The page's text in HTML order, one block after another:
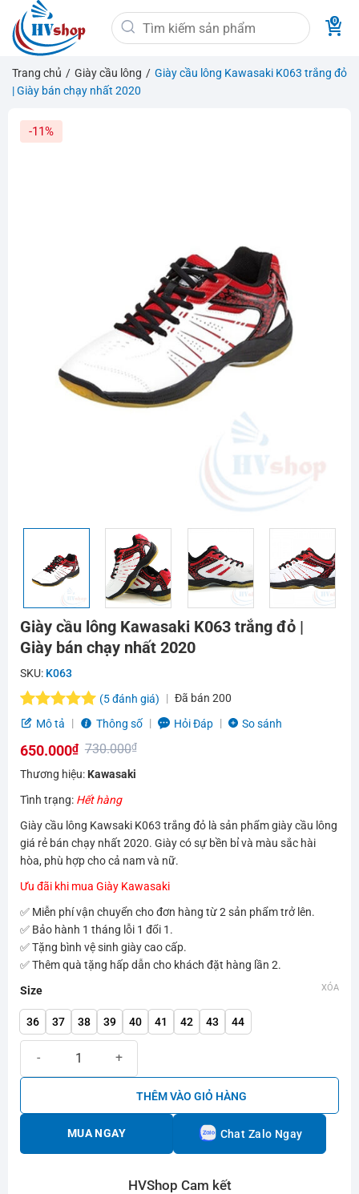
qua
nội
dung
Tìm
kiếm:
Trang chủ / Giày cầu lông / Giày cầu lông Kawasaki K063 trắng đỏ
| Giày bán chạy nhất 2020
-11%
Giày cầu lông Kawasaki K063 trắng đỏ |
Giày bán chạy nhất 2020
SKU: K063
5.0trên 5
5
đánh giá
(5đánh giá) Đã bán 200
Mô tả
Thông số Hỏi Đáp So sánh
730.000₫
Giá
730.000₫.
650.000₫
Giá
là:
650.000₫.
Thương hiệu: Kawasaki
Tình trạng: Hết hàng
Giày cầu lông Kawsaki K063 trắng đỏ là sản phẩm giày cầu lông
giá rẻ bán chạy nhất 2020. Giày có sự bền bỉ và màu sắc hài
hòa, phù hợp cho cả nam và nữ.
Ưu đãi khi mua Giày Kawasaki
✅ Miễn phí vận chuyển cho đơn hàng từ 2 sản phẩm trở lên.
✅ Bảo hành 1 tháng lỗi 1 đổi 1.
✅ Tặng bình vệ sinh giày cao cấp.
✅ Thêm quà tặng hấp dẫn cho khách đặt hàng lần 2.
Size
36 37 38 39 40 41 42 43 44
XÓA
THÊM VÀO GIỎ HÀNG
MUA NGAY Chat Zalo Ngay
HVShop Cam kết